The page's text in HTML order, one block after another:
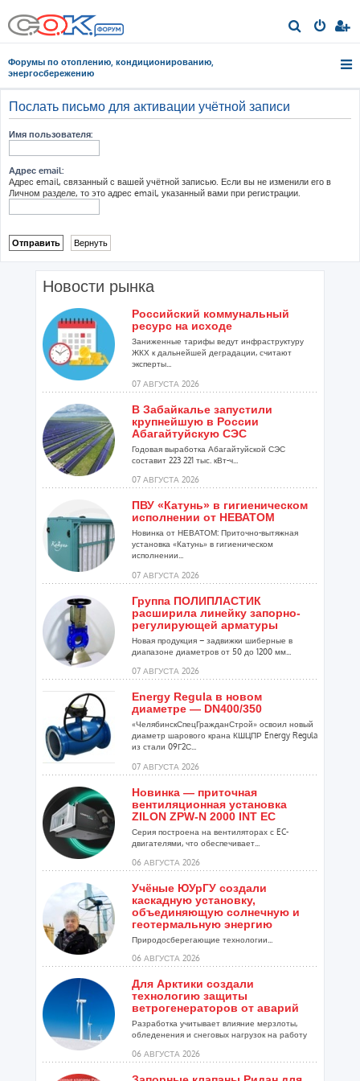
о
Форумы по отоплению, кондиционированию,
энергосбережению
Послать письмо для активации учётной записи
Имя пользователя:
Адрес email:
Адрес email, связанный с вашей учётной записью. Если вы не изменили его в
Личном разделе, то это адрес email, указанный вами при регистрации.
Новости рынка
Российский коммунальный
ресурс на исходе
Заниженные тарифы ведут инфраструктуру
ЖКХ к дальнейшей деградации, считают
эксперты...
07 АВГУСТА 2026
В Забайкалье запустили
крупнейшую в России
Абагайтуйскую СЭС
Годовая выработка Абагайтуйской СЭС
составит 223 221 тыс. кВт-ч...
07 АВГУСТА 2026
ПВУ «Катунь» в гигиеническом
исполнении от НЕВАТОМ
Новинка от НЕВАТОМ: Приточно-вытяжная
установка «Катунь» в гигиеническом
исполнении...
07 АВГУСТА 2026
Группа ПОЛИПЛАСТИК
расширила линейку запорно-
регулирующей арматуры
Новая продукция – задвижки шиберные в
диапазоне диаметров от 50 до 1200 мм...
07 АВГУСТА 2026
Energy Regula в новом
диаметре — DN400/350
«ЧелябинскСпецГражданСтрой» освоил новый
диаметр шарового крана КШЦПР Energy Regula
из стали 09Г2С...
07 АВГУСТА 2026
Новинка — приточная
вентиляционная установка
ZILON ZPW-N 2000 INT EC
Серия построена на вентиляторах с EC-
двигателями, что обеспечивает...
06 АВГУСТА 2026
Учёные ЮУрГУ создали
каскадную установку,
объединяющую солнечную и
геотермальную энергию
Природосберегающие технологии...
06 АВГУСТА 2026
Для Арктики создали
технологию защиты
ветрогенераторов от аварий
Разработка учитывает влияние мерзлоты,
обледенения и снеговых нагрузок на работу
06 АВГУСТА 2026